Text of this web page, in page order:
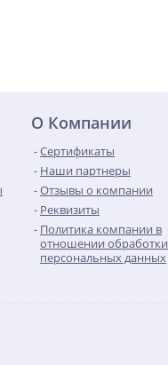
О Компании
Сертификаты
Наши партнеры
Отзывы о компании
Реквизиты
Политика компании в
отношении обработки
персональных данных